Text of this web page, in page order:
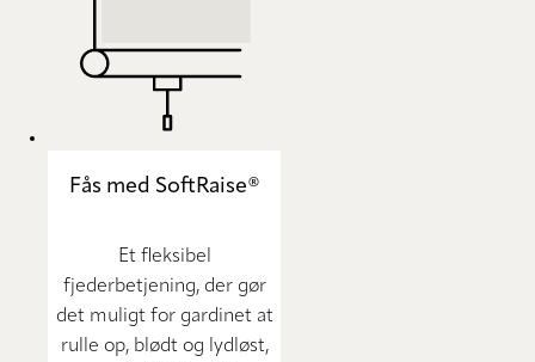
Fås med SoftRaise®
Et fleksibel
fjederbetjening, der gør
det muligt for gardinet at
rulle op, blødt og lydløst,